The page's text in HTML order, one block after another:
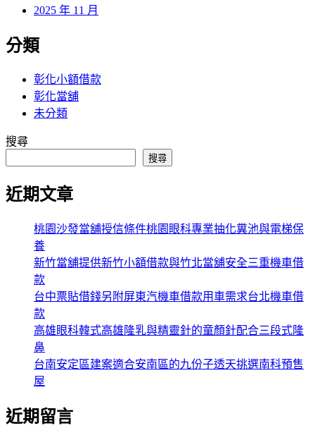
2025 年 11 月
分類
彰化小額借款
彰化當舖
未分類
搜尋
搜尋
近期文章
桃園沙發當舖授信條件桃園眼科專業抽化糞池與電梯保
養
新竹當舖提供新竹小額借款與竹北當舖安全三重機車借
款
台中票貼借錢另附屏東汽機車借款用車需求台北機車借
款
高雄眼科韓式高雄隆乳與精靈針的童顏針配合三段式隆
鼻
台南安定區建案適合安南區的九份子透天挑選南科預售
屋
近期留言